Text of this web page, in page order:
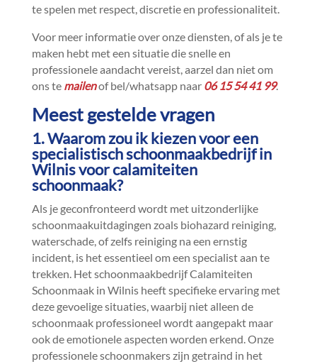
te spelen met respect, discretie en professionaliteit.​
Voor meer informatie over onze diensten, of als je te
maken hebt met een situatie die snelle en
professionele aandacht vereist, aarzel dan niet om
ons te mailenof bel/whatsapp naar 06 15 54 41 99.​
Meest gestelde vragen
1.​ Waarom zou ik kiezen voor een
specialistisch schoonmaakbedrijf in
Wilnis voor calamiteiten
schoonmaak?
Als je geconfronteerd wordt met uitzonderlijke
schoonmaakuitdagingen zoals biohazard reiniging,
waterschade, of zelfs reiniging na een ernstig
incident, is het essentieel om een specialist aan te
trekken.​ Het schoonmaakbedrijf Calamiteiten
Schoonmaak in Wilnis heeft specifieke ervaring met
deze gevoelige situaties, waarbij niet alleen de
schoonmaak professioneel wordt aangepakt maar
ook de emotionele aspecten worden erkend.​ Onze
professionele schoonmakers zijn getraind in het